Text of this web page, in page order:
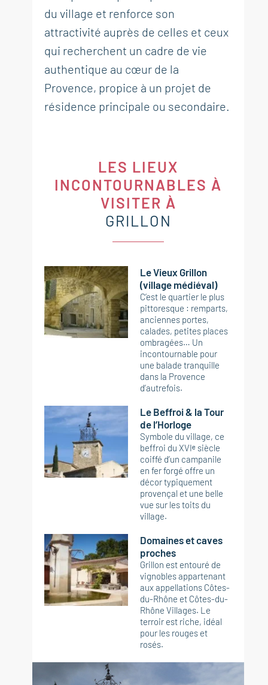
du village et renforce son
attractivité auprès de celles et ceux
qui recherchent un cadre de vie
authentique au cœur de la
Provence, propice à un projet de
résidence principale ou secondaire.
LES LIEUX
INCONTOURNABLES À
VISITER À
GRILLON
Le Vieux Grillon
(village médiéval)
C’est le quartier le plus
pittoresque : remparts,
anciennes portes,
calades, petites places
ombragées… Un
incontournable pour
une balade tranquille
dans la Provence
d’autrefois.
Le Beffroi & la Tour
de l’Horloge
Symbole du village, ce
beffroi du XVIᵉ siècle
coiffé d’un campanile
en fer forgé offre un
décor typiquement
provençal et une belle
vue sur les toits du
village.
Domaines et caves
proches
Grillon est entouré de
vignobles appartenant
aux appellations Côtes-
du-Rhône et Côtes-du-
Rhône Villages. Le
terroir est riche, idéal
pour les rouges et
rosés.